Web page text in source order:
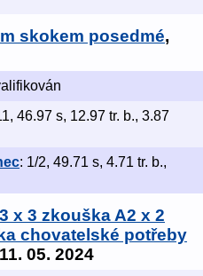
skokem posedmé,
46.97 s, 12.97 tr. b., 3.87
: 1/2, 49.71 s, 4.71 tr. b.,
x 3 zkouška A2 x 2
chovatelské potřeby
05. 2024